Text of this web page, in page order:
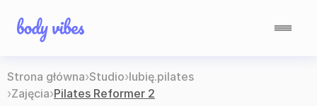
Strona główna›Studio›lubię.pilates
›Zajęcia›Pilates Reformer 2